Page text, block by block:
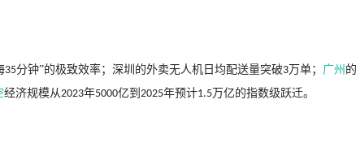
35分钟”的极致效率；深圳的外卖无人机日均配送量突破3万单； 广州
经济规模从2023年5000亿到 2025年预计1.5万亿的指数级跃迁。